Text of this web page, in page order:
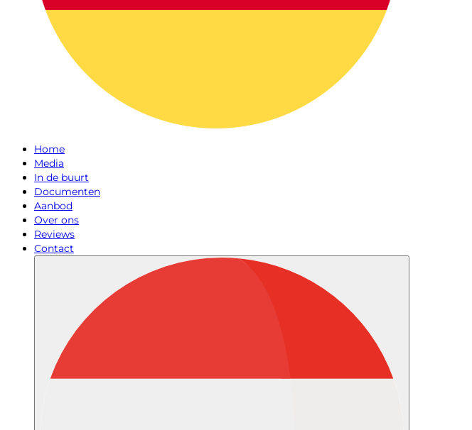
Home
Media
In de buurt
Documenten
Aanbod
Over ons
Reviews
Contact